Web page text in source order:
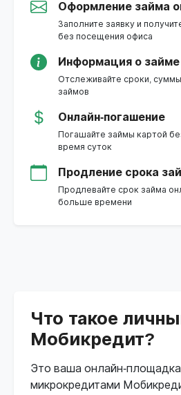
Оформление займа
Заполните заявку и
без посещения офиса
Информация о займе
Отслеживайте сроки,
займов
Онлайн-погашение
Погашайте займы картой
время суток
Продление срока
Продлевайте срок займа
больше времени
Что такое
Мобикредит?
Это ваша онлайн-
микрокредитами